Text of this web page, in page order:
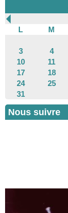
L
M
3
4
10
11
17
18
24
25
31
Nous suivre